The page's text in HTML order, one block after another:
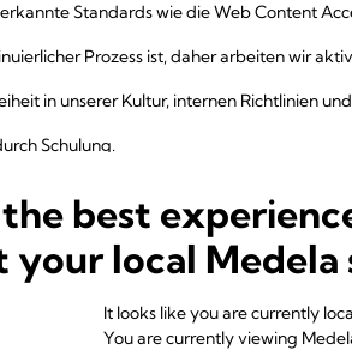
Standards wie die Web Content
Prozess ist, daher arbeiten wir
in unserer Kultur, internen Richtlinien
Schulung.
zur Unterstützung weiterer
da
der Nutzung unserer Website oder
best
your local Medela
It looks like you are currently
You are currently viewing